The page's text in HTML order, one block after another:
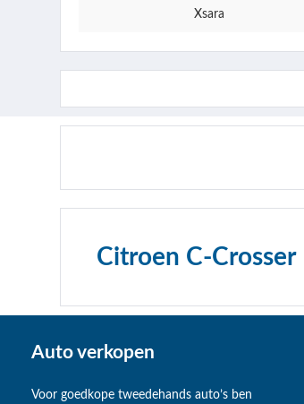
Xsara
Citroen C-Crosser
Auto verkopen
Voor goedkope tweedehands auto’s ben